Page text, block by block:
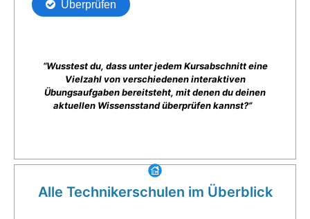
“Wusstest du, dass unter jedem Kursabschnitt eine
Vielzahl von verschiedenen interaktiven
Übungsaufgaben bereitsteht, mit denen du deinen
aktuellen Wissensstand überprüfen kannst?”
Alle Technikerschulen im Überblick